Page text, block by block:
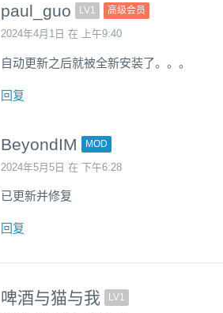
paul_guo LV1 高级会员
2024年4月1日 在 上午9:40
自动更新之后就被全新安装了。。。
回复
BeyondIM MOD
2024年5月5日 在 下午6:28
已更新并修复
回复
啤酒与猫与我 LV1